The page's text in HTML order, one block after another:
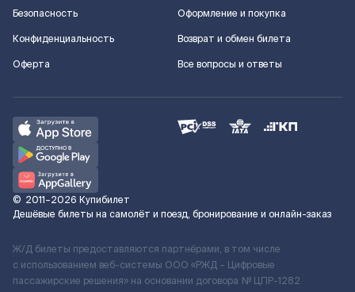
Безопасность
Конфиденциальность
Оферта
Оформление и покупка
Возврат и обмен билета
Все вопросы и ответы
© 2011–2026 Купибилет
Дешёвые билеты на самолёт и поезд, бронирование и онлайн-заказ
Ж/Д билеты предоставляются партнёрами, в том числе
с использованием веб-системы ООО «РЖД – Цифровые
пассажирские решения» на основании договора № ЦПР-1282